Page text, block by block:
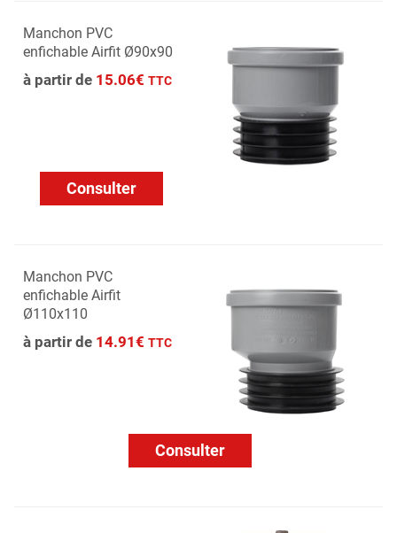
Manchon PVC
enfichable Airfit Ø90x90
à partir de 15.06€ TTC
Consulter
Manchon PVC
enfichable Airfit
Ø110x110
à partir de 14.91€ TTC
Consulter